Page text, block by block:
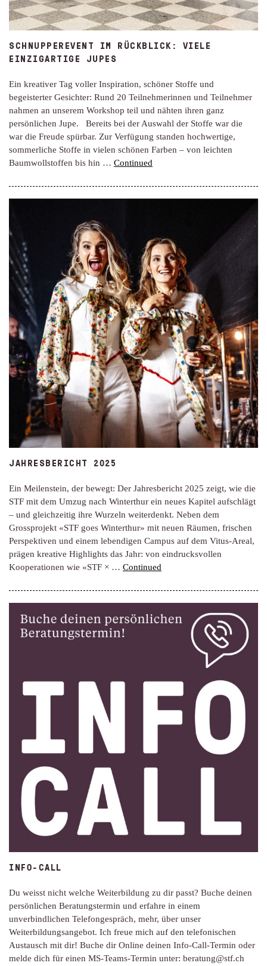
SCHNUPPEREVENT IM RÜCKBLICK: VIELE
EINZIGARTIGE JUPES
Ein kreativer Tag voller Inspiration, schöner Stoffe und
begeisterter Gesichter: Rund 20 Teilnehmerinnen und Teilnehmer
nahmen an unserem Workshop teil und nähten ihren ganz
persönlichen Jupe. Bereits bei der Auswahl der Stoffe war die
war die Freude spürbar. Zur Verfügung standen hochwertige,
sommerliche Stoffe in vielen schönen Farben – von leichten
Baumwollstoffen bis hin … Continued
JAHRESBERICHT 2025
Ein Meilenstein, der bewegt: Der Jahresbericht 2025 zeigt, wie die
STF mit dem Umzug nach Winterthur ein neues Kapitel aufschlägt
– und gleichzeitig ihre Wurzeln weiterdenkt. Neben dem
Grossprojekt «STF goes Winterthur» mit neuen Räumen, frischen
Perspektiven und einem lebendigen Campus auf dem Vitus-Areal,
prägen kreative Highlights das Jahr: von eindrucksvollen
Kooperationen wie «STF × … Continued
INFO-CALL
Du weisst nicht welche Weiterbildung zu dir passt? Buche deinen
persönlichen Beratungstermin und erfahre in einem
unverbindlichen Telefongespräch, mehr, über unser
Weiterbildungsangebot. Ich freue mich auf den telefonischen
Austausch mit dir! Buche dir Online deinen Info-Call-Termin oder
melde dich für einen MS-Teams-Termin unter: beratung@stf.ch